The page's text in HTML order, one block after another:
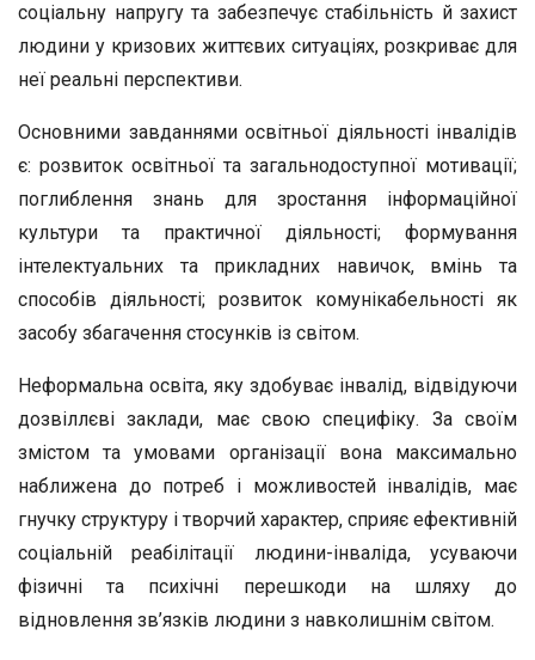
соціальну напругу та забезпечує стабільність й захист
людини у кризових життєвих ситуаціях, розкриває для
неї реальні перспективи.
Основними завданнями освітньої діяльності інвалідів
є: розвиток освітньої та загальнодоступної мотивації;
поглиблення знань для зростання інформаційної
культури та практичної діяльності; формування
інтелектуальних та прикладних навичок, вмінь та
способів діяльності; розвиток комунікабельності як
засобу збагачення стосунків із світом.
Неформальна освіта, яку здобуває інвалід, відвідуючи
дозвіллєві заклади, має свою специфіку. За своїм
змістом та умовами організації вона максимально
наближена до потреб і можливостей інвалідів, має
гнучку структуру і творчий характер, сприяє ефективній
соціальній реабілітації людини-інваліда, усуваючи
фізичні та психічні перешкоди на шляху до
відновлення зв’язків людини з навколишнім світом.